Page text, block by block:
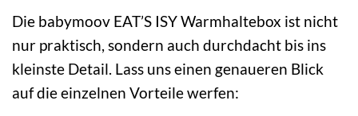
Die babymoov EAT’S ISY Warmhaltebox ist nicht
nur praktisch, sondern auch durchdacht bis ins
kleinste Detail. Lass uns einen genaueren Blick
auf die einzelnen Vorteile werfen: